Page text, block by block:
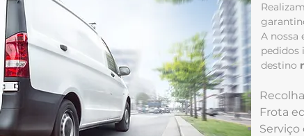
A nossa
pedidos
destino
Frota